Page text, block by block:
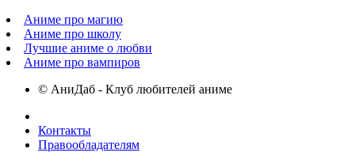
Аниме про магию
Аниме про школу
Лучшие аниме о любви
Аниме про вампиров
© АниДаб - Клуб любителей аниме
Контакты
Правообладателям